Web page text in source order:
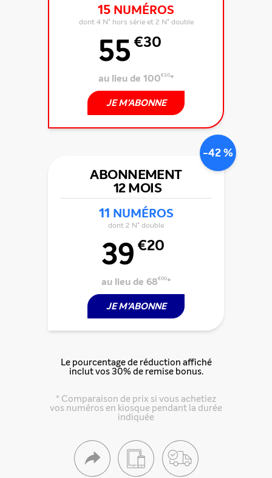
-42 %
ABONNEMENT
12 MOIS
11 NUMÉROS
dont 2 N° double
39 €20
au lieu de 68€00*
JE M'ABONNE
15 NUMÉROS
dont 4 N° hors série et 2 N° double
55 €30
au lieu de 100€30*
JE M'ABONNE
Le pourcentage de réduction affiché
inclut vos 30% de remise bonus.
* Comparaison de prix si vous achetiez
vos numéros en kiosque pendant la durée
indiquée